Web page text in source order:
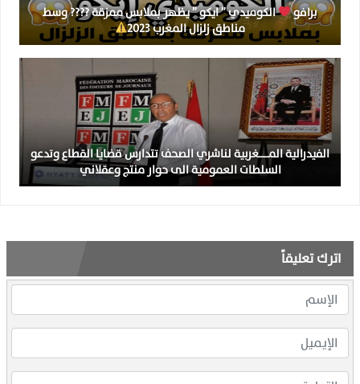
برافو
الكوميدي ” ايكو ” يظهر بملابس ممزقة ???? وسط
مناطق زلزال المغرب 2023
الفيدرالية المــــــغربية لناشري الصحف تتدارس قضايا القطاع وتدعو
السلطات العمومية الى حوار منتج وعقلاني
اترك تعليقاً